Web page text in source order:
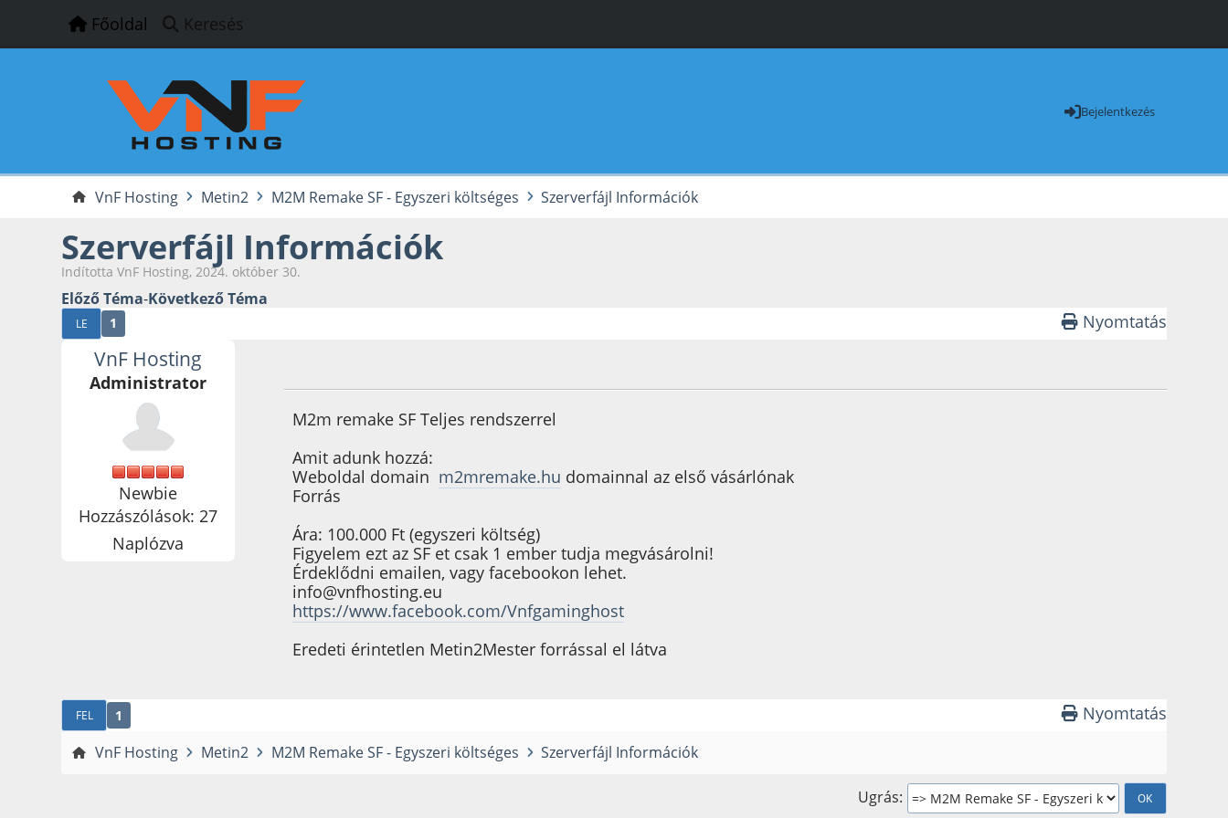
Főoldal Keresés
Bejelentkezés
VnF Hosting Metin2 M2M Remake SF - Egyszeri költséges Szerverfájl Információk
Szerverfájl Információk
Indította VnF Hosting, 2024. október 30.
Előző Téma-Következő Téma
LE 1 Nyomtatás
VnF Hosting
Administrator
Newbie
Hozzászólások: 27
Naplózva
M2m remake SF Teljes rendszerrel
Amit adunk hozzá:
Weboldal domain m2mremake.hu domainnal az első vásárlónak
Forrás
Ára: 100.000 Ft (egyszeri költség)
Figyelem ezt az SF et csak 1 ember tudja megvásárolni!
Érdeklődni emailen, vagy facebookon lehet.
info@vnfhosting.eu
https://www.facebook.com/Vnfgaminghost
Eredeti érintetlen Metin2Mester forrással el látva
FEL 1 Nyomtatás
VnF Hosting Metin2 M2M Remake SF - Egyszeri költséges Szerverfájl Információk
Ugrás